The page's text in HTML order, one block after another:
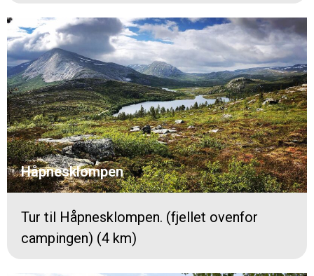
Håpnesklompen
Tur til Håpnesklompen. (fjellet ovenfor
campingen) (4 km)